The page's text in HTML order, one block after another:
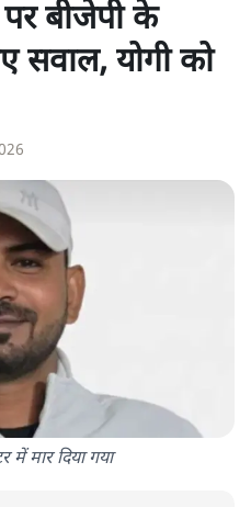
बीजेपी के
सवाल, योगी को
मार दिया गया